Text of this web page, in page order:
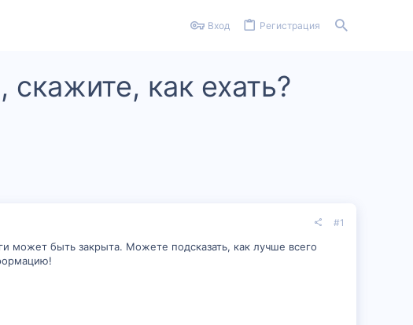
Вход Регистрация
как ехать?
#1
может быть закрыта. Можете подсказать, как лучше всего